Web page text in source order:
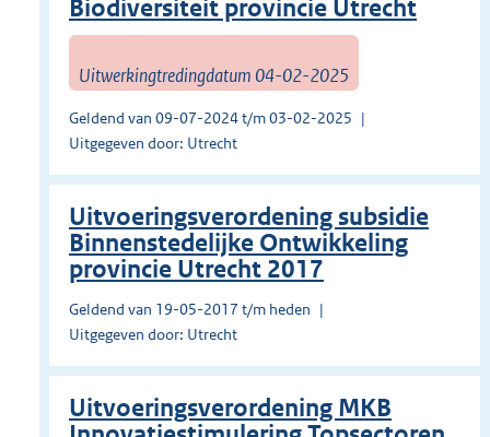
Biodiversiteit provincie Utrecht
Uitwerkingtredingdatum 04-02-2025
Geldend van 09-07-2024 t/m 03-02-2025
Uitgegeven door: Utrecht
Uitvoeringsverordening subsidie
Binnenstedelijke Ontwikkeling
provincie Utrecht 2017
Geldend van 19-05-2017 t/m heden
Uitgegeven door: Utrecht
Uitvoeringsverordening MKB